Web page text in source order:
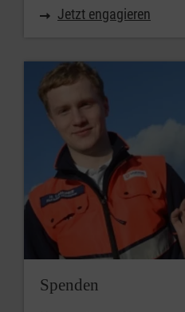
Jetzt engagieren
Spenden